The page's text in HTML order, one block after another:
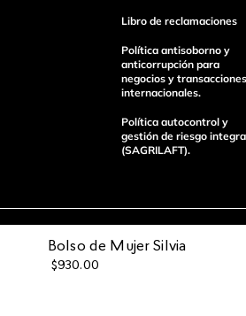
Bolso de Mujer Silvia
$930.00
enviar comentario
Libro de reclamaciones
Política antisoborno y
anticorrupción para
negocios y transacciones
internacionales.
Política autocontrol y
gestión de riesgo
(SAGRILAFT).
Pagos 100%
Entregas a todo